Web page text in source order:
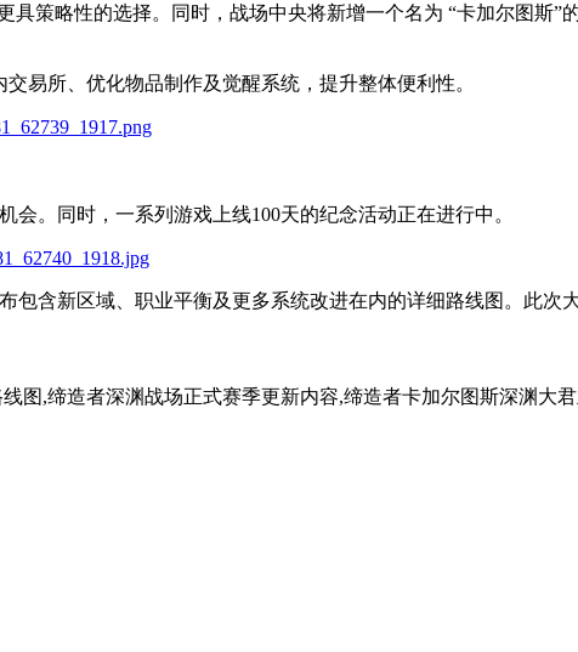
策略性的选择。同时，战场中央将新增一个名为 “卡加尔图斯”
易所、优化物品制作及觉醒系统，提升整体便利性。
。同时，一系列游戏上线100天的纪念活动正在进行中。
含新区域、职业平衡及更多系统改进在内的详细路线图。此次
图,缔造者深渊战场正式赛季更新内容,缔造者卡加尔图斯深渊大